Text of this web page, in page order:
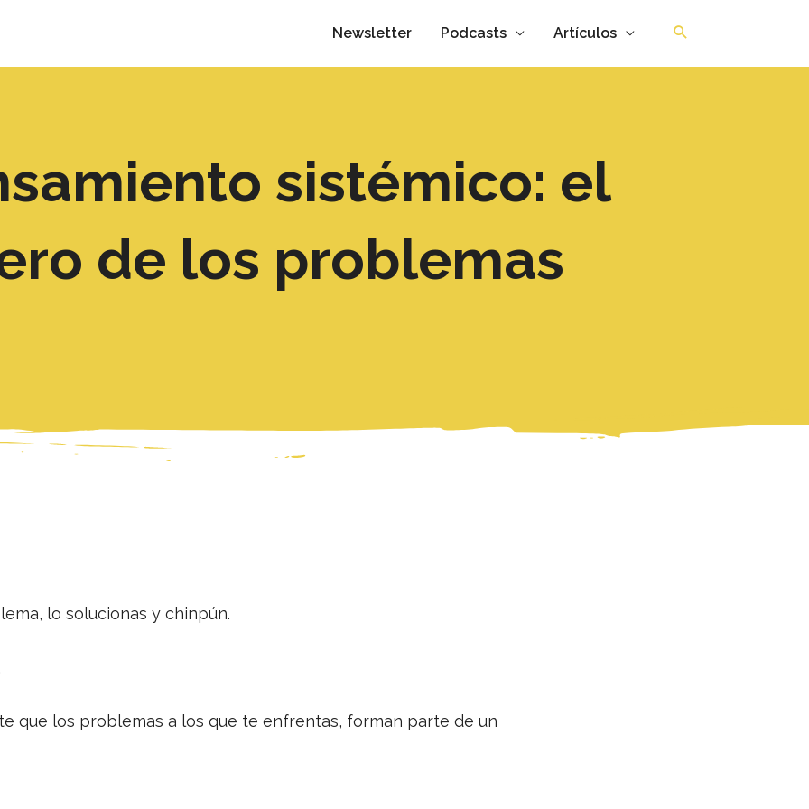
Newsletter Podcasts Artículos
sistémico: el
de los problemas
lo solucionas y chinpún.
que los problemas a los que te enfrentas, forman parte de un